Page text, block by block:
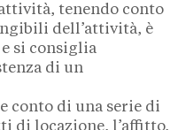
tenendo conto
dell’attività, è
si consiglia
di un
conto di una serie di